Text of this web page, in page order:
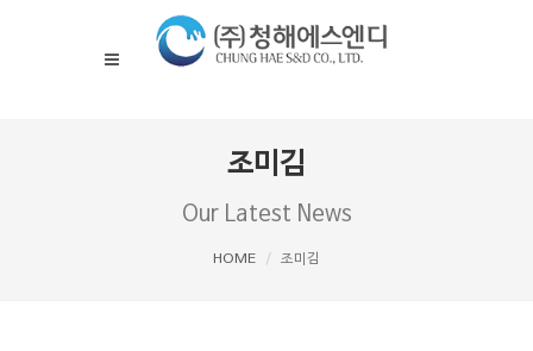
조미김
Our Latest News
HOME 조미김